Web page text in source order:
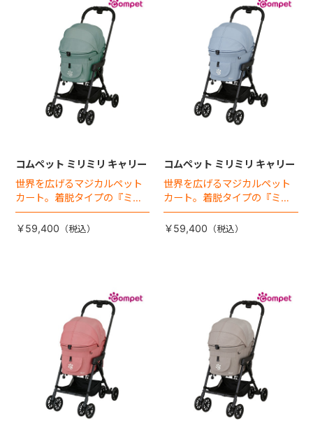
コムペット ミリミリ キャリー
世界を広げるマジカルペット
カート。着脱タイプの『ミリ
ミリEG』 がフルモデルチェン
ジ 。新機能「マジカルフォー
￥59,400
コムペット ミリミリ キャリー
世界を広げるマジカルペット
カート。着脱タイプの『ミリ
ミリEG』 がフルモデルチェン
ジ 。新機能「マジカルフォー
￥59,400